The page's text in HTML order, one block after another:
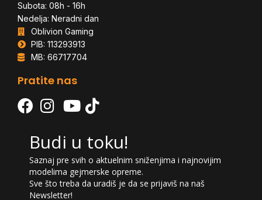
Subota: 08h - 16h
Nedelja: Neradni dan
Oblivion Gaming
PIB: 113293913
MB: 66717704
Pratite nas
Budi u toku!
Saznaj pre svih o aktuelnim sniženjima i najnovijim
modelima gejmerske opreme.
Sve što treba da uradiš je da se prijaviš na naš
Newsletter!